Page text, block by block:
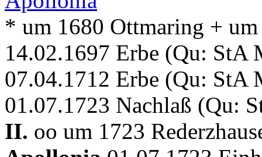
* um 1680 Ottmaring + um
14.02.1697 Erbe (Qu: StA
07.04.1712 Erbe (Qu: StA
01.07.1723 Nachlaß (Qu:
II. oo um 1723